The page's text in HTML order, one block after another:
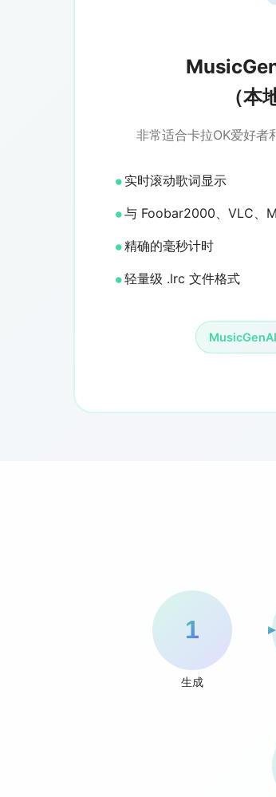
（本
非常适合卡拉OK爱好者
实时滚动歌词显示
与 Foobar2000、VLC、
精确的毫秒计时
轻量级 .lrc 文件格式
1
生成